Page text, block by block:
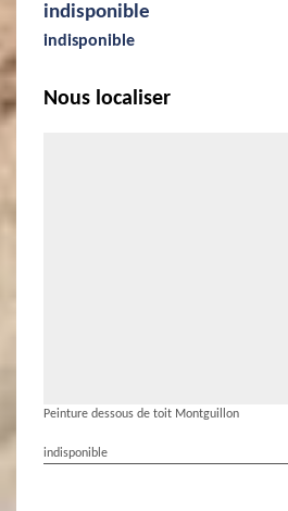
indisponible
indisponible
Nous localiser
Peinture dessous de toit Montguillon
indisponible